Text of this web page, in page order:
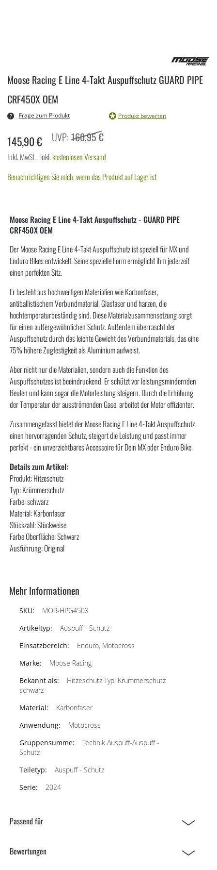
der
springen
Moose Racing E Line 4-Takt Auspuffschutz GUARD PIPE
CRF450X OEM
Frage zum Produkt Produkt bewerten
145,90 € 160,95 €
Inkl. MwSt.,inkl.kostenlosen Versand
Benachrichtigen Sie mich, wenn das Produkt auf Lager ist
Moose Racing E Line 4-Takt Auspuffschutz - GUARD PIPE
CRF450X OEM
Der Moose Racing E Line 4-Takt Auspuffschutz ist speziell für MX und
Enduro Bikes entwickelt. Seine spezielle Form ermöglicht ihm jederzeit
einen perfekten Sitz.
Er besteht aus hochwertigen Materialien wie Karbonfaser,
antiballistischem Verbundmaterial, Glasfaser und harzen, die
hochtemperaturbeständig sind. Diese Materialzusammensetzung sorgt
für einen außergewöhnlichen Schutz. Außerdem überrascht der
Auspuffschutz durch das leichte Gewicht des Verbundmaterials, das eine
75% höhere Zugfestigkeit als Aluminium aufweist.
Aber nicht nur die Materialien, sondern auch die Funktion des
Auspuffschutzes ist beeindruckend. Er schützt vor leistungsmindernden
Beulen und kann sogar die Motorleistung steigern. Durch die Erhöhung
der Temperatur der ausströmenden Gase, arbeitet der Motor effizienter.
Zusammengefasst bietet der Moose Racing E Line 4-Takt Auspuffschutz
einen hervorragenden Schutz, steigert die Leistung und passt immer
perfekt - ein unverzichtbares Accessoire für Dein MX oder Enduro Bike.
Details zum Artikel:
Produkt: Hitzeschutz
Typ: Krümmerschutz
Farbe: schwarz
Material: Karbonfaser
Stückzahl: Stückweise
Farbe Oberfläche: Schwarz
Ausführung: Original
Mehr Informationen
MOR-HPG450X
Auspuff - Schutz
Enduro, Motocross
Moose Racing
Hitzeschutz Typ: Krümmerschutz
schwarz
Karbonfaser
Motocross
Technik Auspuff-Auspuff -
Schutz
Auspuff - Schutz
2024
Passend für
Bewertungen